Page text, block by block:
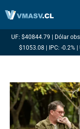
UF: $40844.79 | Dólar
$1053.08 | IPC: -0.2%